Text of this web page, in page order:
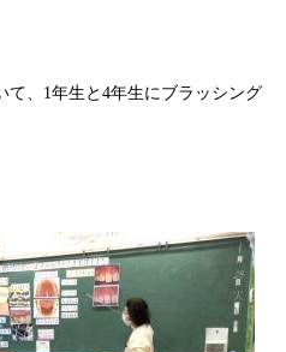
、1年生と4年生にブラッシング